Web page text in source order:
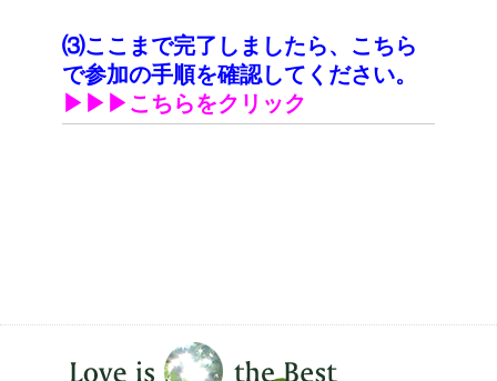
⑶ここまで完了しましたら、こちら
で参加の手順を確認してください。
▶︎▶︎▶︎こちらをクリック